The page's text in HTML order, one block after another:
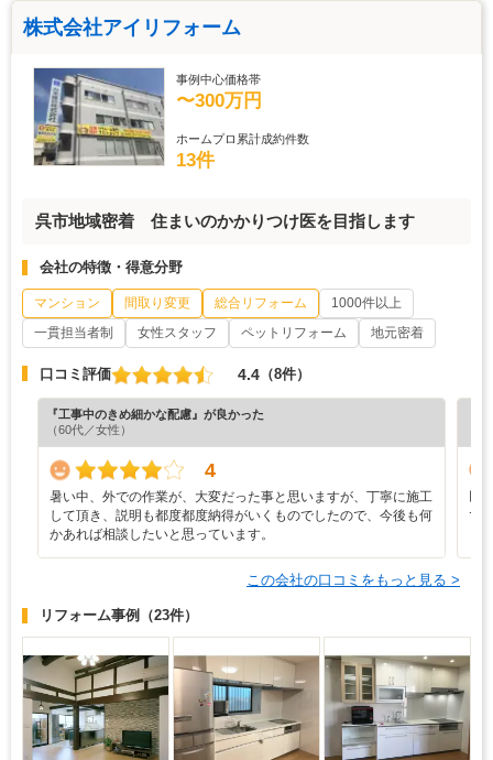
株式会社アイリフォーム
事例中心価格帯
〜300万円
ホームプロ累計成約件数
13件
呉市地域密着 住まいのかかりつけ医を目指します
会社の特徴・得意分野
マンション 間取り変更 総合リフォーム
1000件以上
一貫担当者制
女性スタッフ ペットリフォーム 地元密着
口コミ評価 4.4 （8件）
『工事中のきめ細かな配慮』が良かった
（60代／女性）
4
暑い中、外での作業が、大変だった事と思いますが、丁寧に施工
して頂き、説明も都度都度納得がいくものでしたので、今後も何
かあれば相談したいと思っています。
以
で
この会社の口コミをもっと見る >
リフォーム事例 （23件）